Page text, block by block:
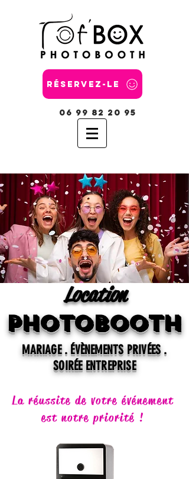
Réservez-le
06 99 82 20 95
Location
photobooth
MARIAGE . ÉVÈNEMENTS PRIVÉES .
SOIRÉE ENTREPRISE
La réussite de votre événement
est notre priorité !